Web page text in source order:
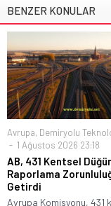
BENZER KONULAR
Avrupa, Demiryolu
1 Ağustos 2026 23:18
AB, 431 Kentsel
Raporlama
Getirdi
Avrupa Komisyonu, 431